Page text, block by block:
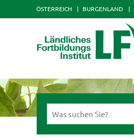
ÖSTERREICH BURGENLAND